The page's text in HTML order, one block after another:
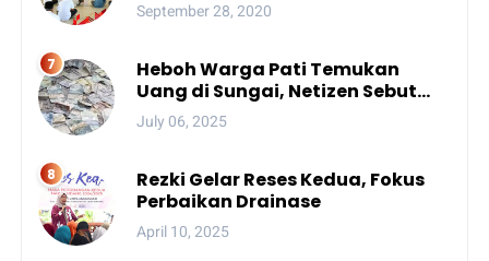
September 28, 2020
Heboh Warga Pati Temukan
Uang di Sungai, Netizen Sebut
Fenomena Aneh
July 06, 2025
Rezki Gelar Reses Kedua, Fokus
Perbaikan Drainase
April 10, 2025